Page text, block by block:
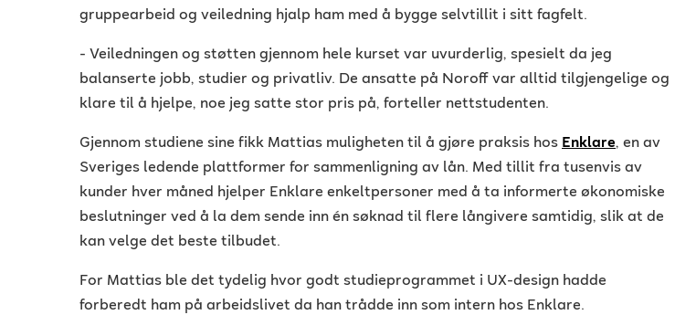
gruppearbeid og veiledning hjalp ham med å bygge selvtillit i sitt fagfelt.
- Veiledningen og støtten gjennom hele kurset var uvurderlig, spesielt da jeg
balanserte jobb, studier og privatliv. De ansatte på Noroff var alltid tilgjengelige og
klare til å hjelpe, noe jeg satte stor pris på, forteller nettstudenten.
Gjennom studiene sine fikk Mattias muligheten til å gjøre praksis hos Enklare, en av
Sveriges ledende plattformer for sammenligning av lån. Med tillit fra tusenvis av
kunder hver måned hjelper Enklare enkeltpersoner med å ta informerte økonomiske
beslutninger ved å la dem sende inn én søknad til flere långivere samtidig, slik at de
kan velge det beste tilbudet.
For Mattias ble det tydelig hvor godt studieprogrammet i UX-design hadde
forberedt ham på arbeidslivet da han trådde inn som intern hos Enklare.